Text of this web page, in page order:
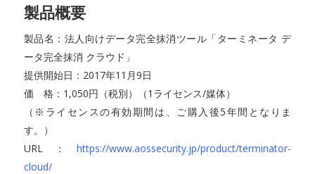
製品概要
製品名：法人向けデータ完全抹消ツール「ターミネータ デ
ータ完全抹消 クラウド」
提供開始日：2017年11月9日
価 格：1,050円（税別）（1ライセンス/媒体）
（※ライセンスの有効期間は、ご購入後5年間となりま
す。）
URL：https://www.aossecurity.jp/product/terminator-
cloud/